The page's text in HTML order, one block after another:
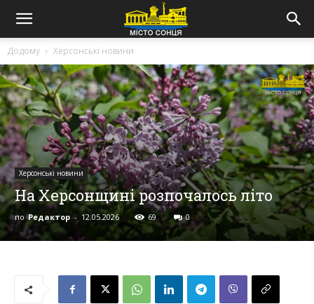
Додому Херсонські новини
Херсонські новини
На Херсонщині розпочалось літо
по Редактор - 12.05.2026 69 0